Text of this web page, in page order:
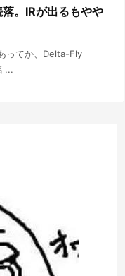
。IRが出るもやや
ってか、Delta-Fly
...